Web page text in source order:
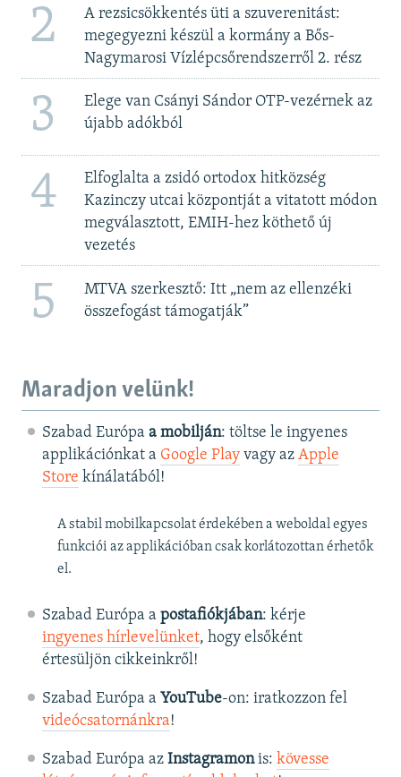
2
A rezsicsökkentés üti a szuverenitást:
megegyezni készül a kormány a Bős-
Nagymarosi Vízlépcsőrendszerről 2. rész
3
Elege van Csányi Sándor OTP-vezérnek az
újabb adókból
4
Elfoglalta a zsidó ortodox hitközség
Kazinczy utcai központját a vitatott módon
megválasztott, EMIH-hez köthető új
vezetés
5
MTVA szerkesztő: Itt „nem az ellenzéki
összefogást támogatják”
Maradjon velünk!
Szabad Európa a mobilján: töltse le ingyenes
applikációnkat a Google Playvagy az Apple
Store kínálatából!
A stabil mobilkapcsolat érdekében a weboldal egyes
funkciói az applikációban csak korlátozottan érhetők
el.
Szabad Európa a postafiókjában: kérje
ingyenes hírlevelünket, hogy elsőként
értesüljön cikkeinkről!
Szabad Európa a YouTube-on: iratkozzon fel
videócsatornánkra!
Szabad Európa az Instagramonis: kövesse